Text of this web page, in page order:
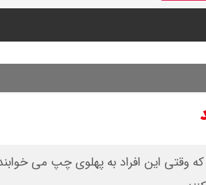
که وقتی این افراد به پهلوی چپ می